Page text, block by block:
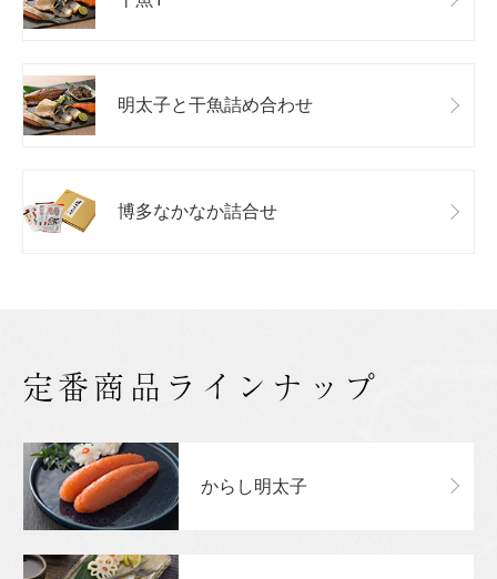
明太子と干魚詰め合わせ
博多なかなか詰合せ
定番商品ラインナップ
からし明太子